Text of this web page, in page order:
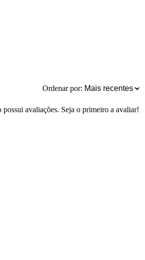
Ordenar por:
possui avaliações. Seja o primeiro a avaliar!